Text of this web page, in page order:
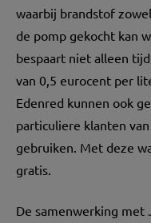
waarbij brandstof
de pomp gekocht kan
bespaart niet alleen
van 0,5 eurocent per
Edenred kunnen ook
particuliere klanten
gebruiken. Met deze
gratis.
De samenwerking met